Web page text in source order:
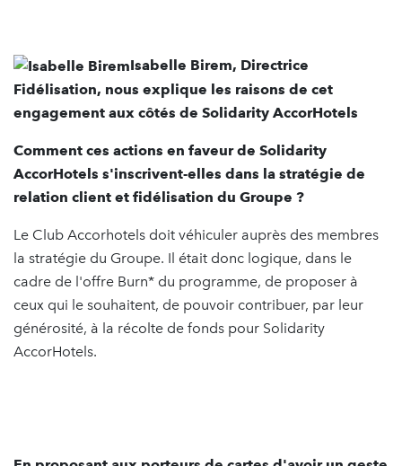
Isabelle Birem, Directrice
Fidélisation, nous explique les raisons de cet
engagement aux côtés de Solidarity AccorHotels
Comment ces actions en faveur de Solidarity
AccorHotels s'inscrivent-elles dans la stratégie de
relation client et fidélisation du Groupe ?
Le Club Accorhotels doit véhiculer auprès des membres
la stratégie du Groupe. Il était donc logique, dans le
cadre de l'offre Burn* du programme, de proposer à
ceux qui le souhaitent, de pouvoir contribuer, par leur
générosité, à la récolte de fonds pour Solidarity
AccorHotels.